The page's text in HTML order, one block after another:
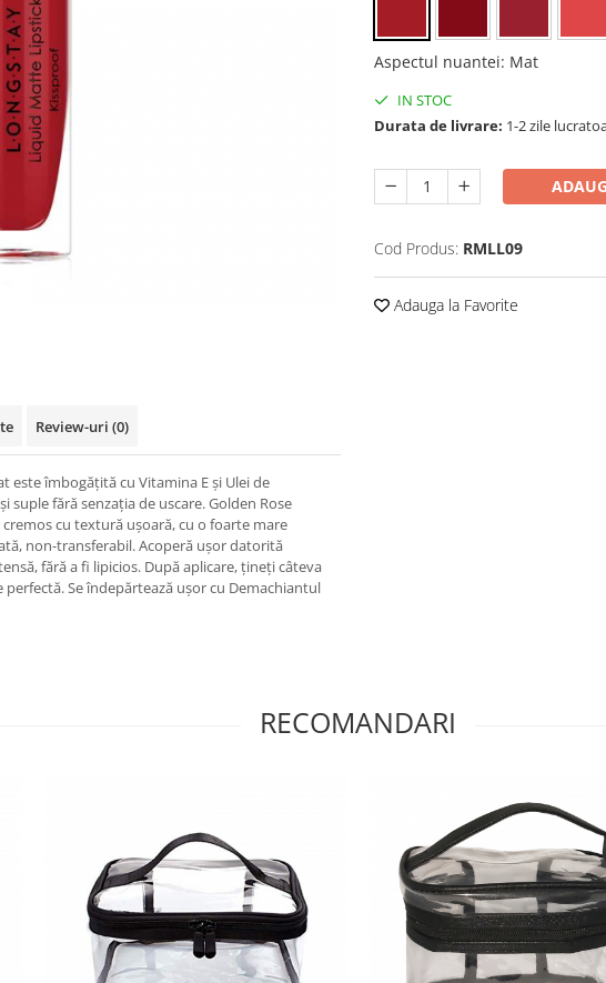
Aspectul nuantei: Mat
IN STOC
Durata de livrare: 1-2 zile
Cod Produs: RMLL09
Adauga la Favorite
Review-uri (0)
este îmbogățită cu Vitamina E și Ulei de
suple fără senzația de uscare. Golden Rose
cu textură ușoară, cu o foarte mare
non-transferabil. Acoperă ușor datorită
fără a fi lipicios. După aplicare, țineți câteva
Se îndepărtează ușor cu Demachiantul
RECOMANDARI